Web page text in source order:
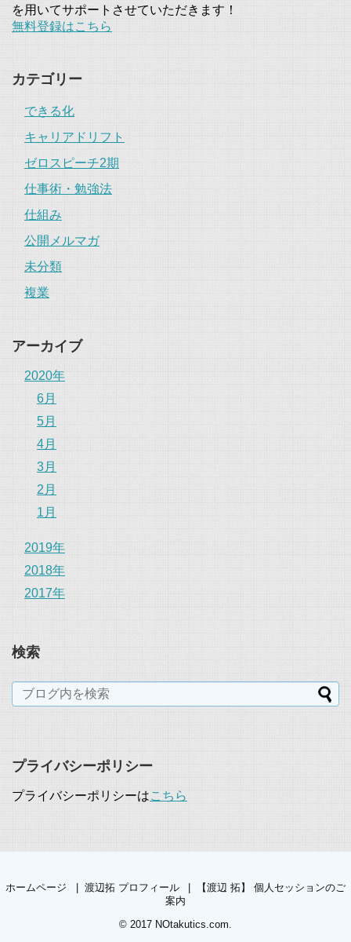
を用いてサポートさせていただきます！
無料登録はこちら
カテゴリー
できる化
キャリアドリフト
ゼロスピーチ2期
仕事術・勉強法
仕組み
公開メルマガ
未分類
複業
アーカイブ
2020年
6月
5月
4月
3月
2月
1月
2019年
2018年
2017年
検索
プライバシーポリシー
プライバシーポリシーはこちら
ホームページ 渡辺拓 プロフィール
【渡辺 拓】 個人セッションのご
案内
© 2017 NOtakutics.com